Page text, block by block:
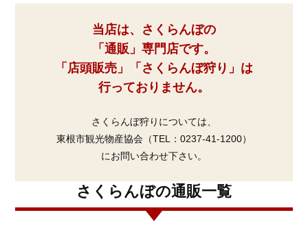
当店は、さくらんぼの
「通販」専門店です。
「店頭販売」「さくらんぼ狩り」は
行っておりません。
さくらんぼ狩りについては、
東根市観光物産協会（TEL：0237-41-1200）
にお問い合わせ下さい。
さくらんぼの通販一覧